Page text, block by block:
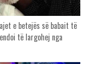
e betejës së babait të
të largohej nga